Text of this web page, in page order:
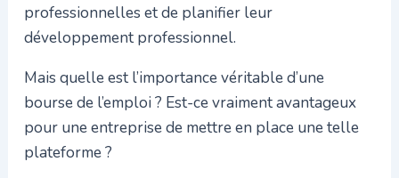
professionnelles et de planifier leur
développement professionnel.
Mais quelle est l’importance véritable d’une
bourse de l’emploi ? Est-ce vraiment avantageux
pour une entreprise de mettre en place une telle
plateforme ?